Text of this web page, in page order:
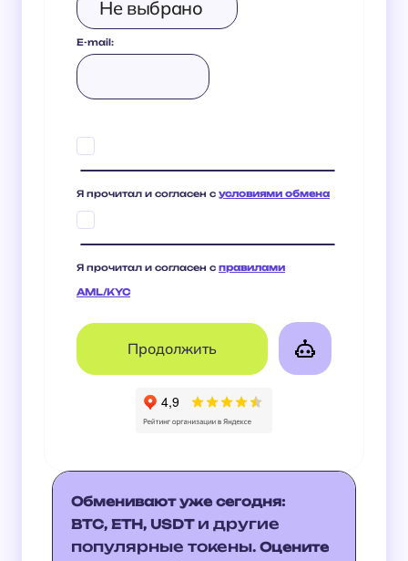
Обменивают уже сегодня:
BTC, ETH, USDTи другие
популярные токены. Оцените
E-mail:
Я прочитал и согласен с условиями обмена
Я прочитал и согласен с правилами
AML/KYC